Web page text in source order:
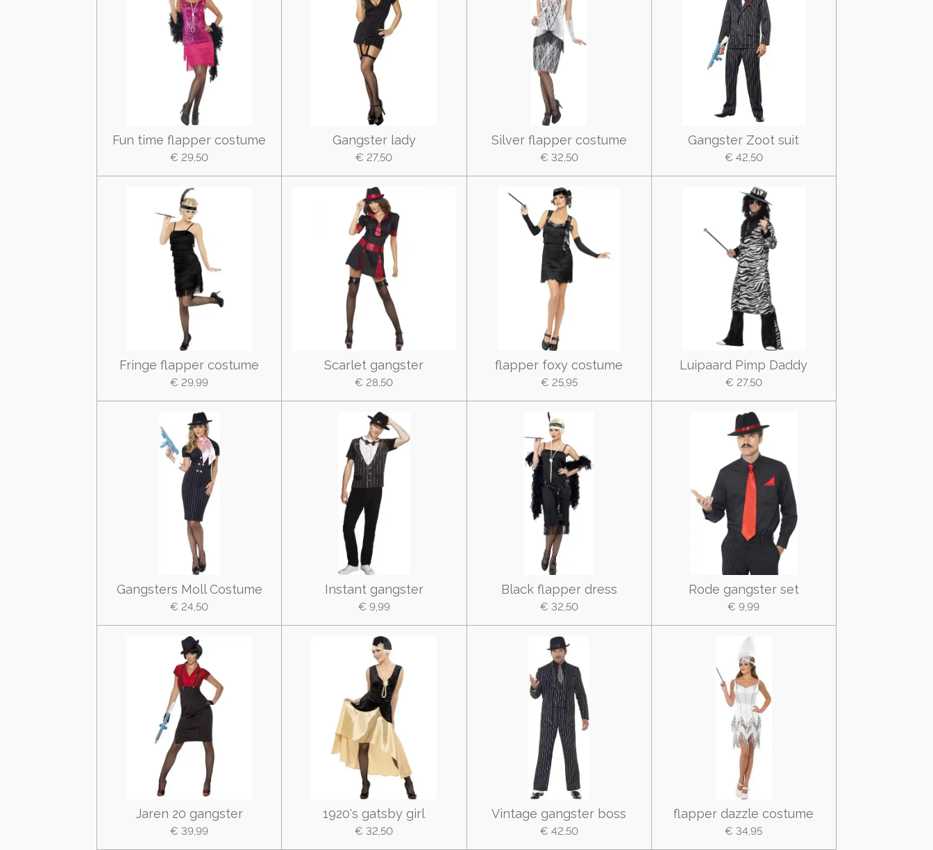
Fun time flapper costume
€ 29,50
Gangster lady
€ 27,50
Silver flapper costume
€ 32,50
Gangster Zoot suit
€ 42,50
Fringe flapper costume
€ 29,99
Scarlet gangster
€ 28,50
flapper foxy costume
€ 25,95
Luipaard Pimp Daddy
€ 27,50
Gangsters Moll Costume
€ 24,50
Instant gangster
€ 9,99
Black flapper dress
€ 32,50
Rode gangster set
€ 9,99
Jaren 20 gangster
€ 39,99
1920's gatsby girl
€ 32,50
Vintage gangster boss
€ 42,50
flapper dazzle costume
€ 34,95